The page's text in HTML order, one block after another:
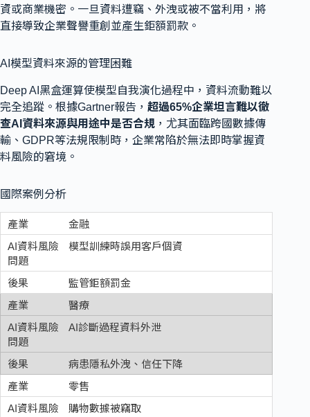
資或商業機密。一旦資料遭竊、外洩或被不當利用，將
直接導致企業聲譽重創並產生鉅額罰款。
AI模型資料來源的管理困難
Deep AI黑盒運算使模型自我演化過程中，資料流動難以
完全追蹤。根據Gartner報告， 超過65%企業坦言難以徹
查AI資料來源與用途中是否合規 ，尤其面臨跨國數據傳
輸、GDPR等法規限制時，企業常陷於無法即時掌握資
料風險的窘境。
國際案例分析
金融
模型訓練時誤用客戶個資
監管鉅額罰金
醫療
AI診斷過程資料外泄
病患隱私外洩、信任下降
零售
購物數據被竊取